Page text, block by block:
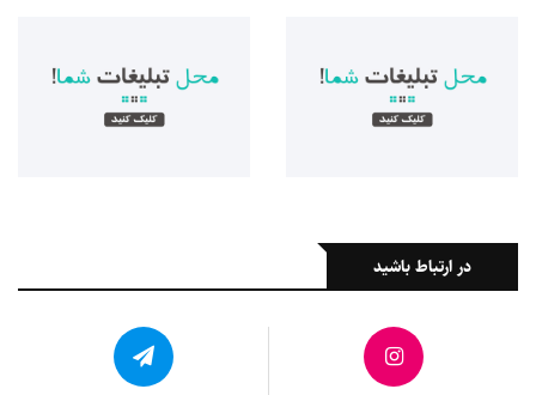
در ارتباط باشید